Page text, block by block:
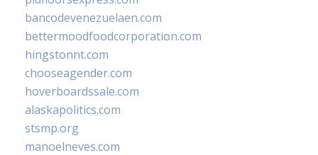
bancodevenezuelaen.com
bettermoodfoodcorporation.com
hingstonnt.com
chooseagender.com
hoverboardssale.com
alaskapolitics.com
stsmp.org
manoelneves.com